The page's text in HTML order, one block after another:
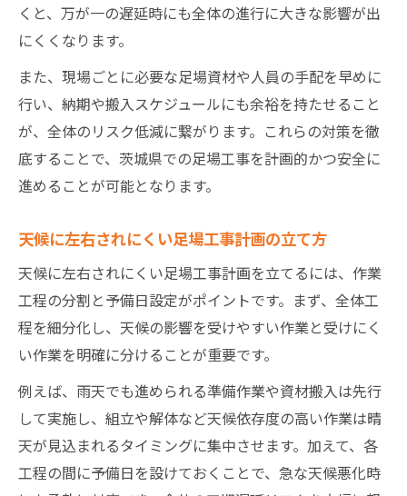
くと、万が一の遅延時にも全体の進行に大きな影響が出
にくくなります。
また、現場ごとに必要な足場資材や人員の手配を早めに
行い、納期や搬入スケジュールにも余裕を持たせること
が、全体のリスク低減に繋がります。これらの対策を徹
底することで、茨城県での足場工事を計画的かつ安全に
進めることが可能となります。
天候に左右されにくい足場工事計画の立て方
天候に左右されにくい足場工事計画を立てるには、作業
工程の分割と予備日設定がポイントです。まず、全体工
程を細分化し、天候の影響を受けやすい作業と受けにく
い作業を明確に分けることが重要です。
例えば、雨天でも進められる準備作業や資材搬入は先行
して実施し、組立や解体など天候依存度の高い作業は晴
天が見込まれるタイミングに集中させます。加えて、各
工程の間に予備日を設けておくことで、急な天候悪化時